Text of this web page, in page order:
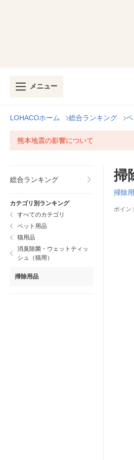
メニュー
LOHACOホーム 総合ランキング
熊本地震の影響について
総合ランキング
カテゴリ別ランキング
すべてのカテゴリ
ペット用品
猫用品
消臭除菌・ウェットティッ
シュ（猫用）
掃除用品
掃
掃除
ポイン